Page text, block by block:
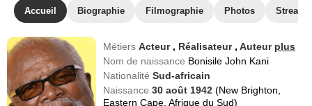
Accueil Biographie Filmographie Photos
MétiersActeur , Réalisateur ,Auteur plus
Nom de naissance Bonisile John Kani
NationalitéSud-africain
Naissance30 août 1942(New Brighton,
Eastern Cape, Afrique du Sud)